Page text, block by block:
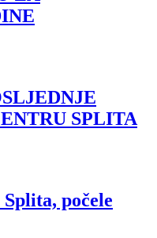
SPLITA
počele